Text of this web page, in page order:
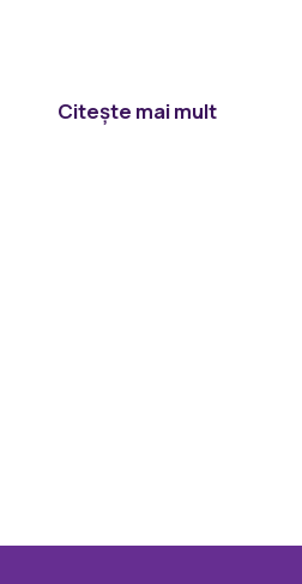
Citeşte mai mult